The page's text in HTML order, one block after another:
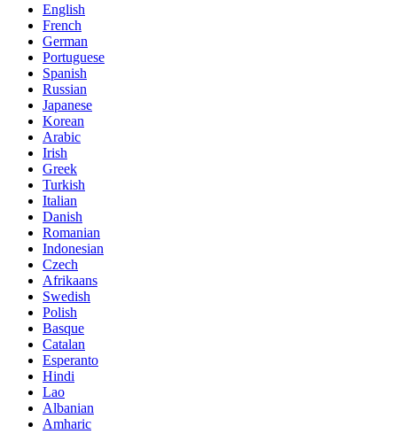
English
French
German
Portuguese
Spanish
Russian
Japanese
Korean
Arabic
Irish
Greek
Turkish
Italian
Danish
Romanian
Indonesian
Czech
Afrikaans
Swedish
Polish
Basque
Catalan
Esperanto
Hindi
Lao
Albanian
Amharic